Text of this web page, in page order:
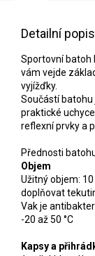
Detailní
Sportovní batoh
vám vejde
vyjížďky.
Součástí batohu
praktické
reflexní prvky a
Přednosti
Objem
Užitný objem:
doplňovat
Vak je
-20 až 50 °C
Kapsy a